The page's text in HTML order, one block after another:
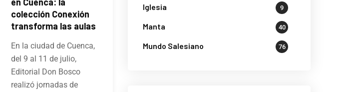
colección Conexión
transforma las aulas
En la ciudad de Cuenca,
del 9 al 11 de julio,
Editorial Don Bosco
realizó jornadas de
Iglesia 9
Manta 40
Mundo Salesiano 76